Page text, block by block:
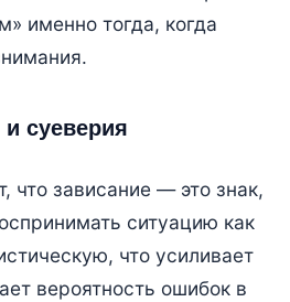
именно тогда, когда
суеверия
что зависание — это знак,
ситуацию как
что усиливает
вероятность ошибок в